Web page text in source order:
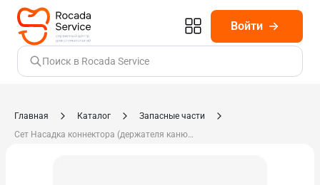
Войти
Поиск в Rocada Service
Главная Каталог
Запасные части
Сет Насадка коннектора (держателя канюли) слюноотсоса 1.006.3416